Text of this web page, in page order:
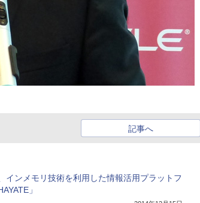
記事へ
インメモリ技術を利用した情報活用プラットフ
」